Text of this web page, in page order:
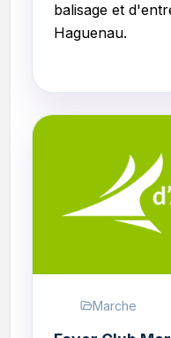
balisage et
Haguenau.
Marche